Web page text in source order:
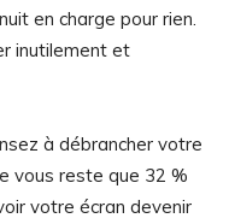
en charge pour rien.
inutilement et
à débrancher votre
vous reste que 32 %
votre écran devenir